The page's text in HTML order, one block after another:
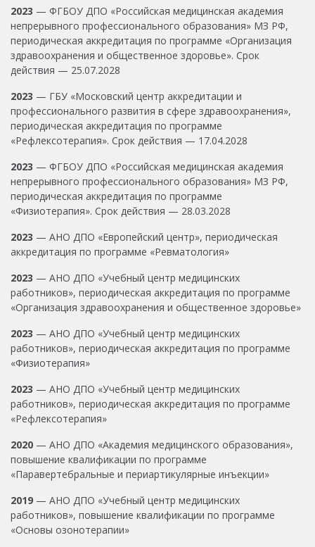
2023 — ФГБОУ ДПО «Российская медицинская академия
непрерывного профессионального образования» МЗ РФ,
периодическая аккредитация по программе «Организация
здравоохранения и общественное здоровье». Срок
действия — 25.07.2028
2023 — ГБУ «Московский центр аккредитации и
профессионального развития в сфере здравоохранения»,
периодическая аккредитация по программе
«Рефлексотерапия». Срок действия — 17.04.2028
2023 — ФГБОУ ДПО «Российская медицинская академия
непрерывного профессионального образования» МЗ РФ,
периодическая аккредитация по программе
«Физиотерапия». Срок действия — 28.03.2028
2023 — АНО ДПО «Европейский центр», периодическая
аккредитация по программе «Ревматология»
2023 — АНО ДПО «Учебный центр медицинских
работников», периодическая аккредитация по программе
«Организация здравоохранения и общественное здоровье»
2023 — АНО ДПО «Учебный центр медицинских
работников», периодическая аккредитация по программе
«Физиотерапия»
2023 — АНО ДПО «Учебный центр медицинских
работников», периодическая аккредитация по программе
«Рефлексотерапия»
2020 — АНО ДПО «Академия медицинского образования»,
повышение квалификации по программе
«Паравертебральные и периартикулярные инъекции»
2019 — АНО ДПО «Учебный центр медицинских
работников», повышение квалификации по программе
«Основы озонотерапии»